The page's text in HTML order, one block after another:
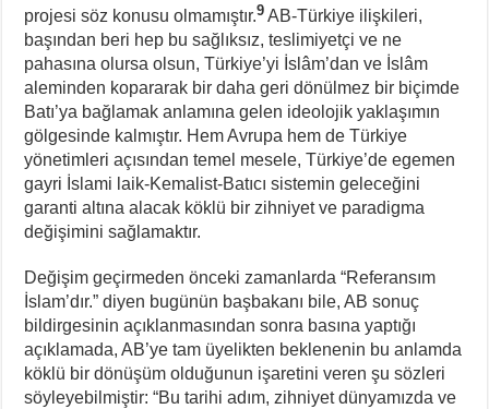
projesi söz konusu olmamıştır.9 AB-Türkiye ilişkileri,
başından beri hep bu sağlıksız, teslimiyetçi ve ne
pahasına olursa olsun, Türkiye’yi İslâm’dan ve İslâm
aleminden kopararak bir daha geri dönülmez bir biçimde
Batı’ya bağlamak anlamına gelen ideolojik yaklaşımın
gölgesinde kalmıştır. Hem Avrupa hem de Türkiye
yönetimleri açısından temel mesele, Türkiye’de egemen
gayri İslami laik-Kemalist-Batıcı sistemin geleceğini
garanti altına alacak köklü bir zihniyet ve paradigma
değişimini sağlamaktır.
Değişim geçirmeden önceki zamanlarda “Referansım
İslam’dır.” diyen bugünün başbakanı bile, AB sonuç
bildirgesinin açıklanmasından sonra basına yaptığı
açıklamada, AB’ye tam üyelikten beklenenin bu anlamda
köklü bir dönüşüm olduğunun işaretini veren şu sözleri
söyleyebilmiştir: “Bu tarihi adım, zihniyet dünyamızda ve